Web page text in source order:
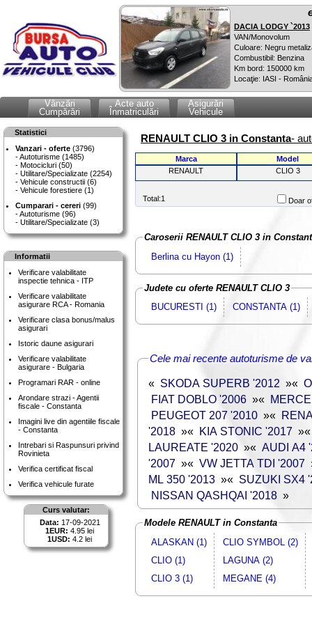
DACIA LODGY `2013
VAN/Monovolum
Culoare: Negru
Combustibil: Benzina
Km bord: 150000 km
Locaţie: IASI -
Vânzări
Cumpărări
Acte auto
Înmatriculări
Asigurări
Vehicule
Statistici
Vanzari - oferte (3796)
Autoturisme (1485)
Motocicluri (50)
Utilitare/Specializate (2254)
Vehicule constructii (6)
Vehicule forestiere (1)
Cumparari - cereri (99)
Autoturisme (96)
Utilitare/Specializate (3)
Informatii
Verificare valabilitate
inspectie tehnica - ITP
Verificare valabilitate
asigurare RCA - Romania
Verificare clasa bonus/malus
asigurari
Istoric daune asigurari
Verificare valabilitate
asigurare - Bulgaria
Programari RAR - online
Arondare strazi - Agentii
fiscale - Constanta
Imagini live din agentiile fiscale
- Constanta
Intrebari si Raspunsuri privind
Rovinieta
Verifica certificat fiscal
Verifica vehicule furate
Curs valutar:
Data: 17-09-2021
1EUR: 4.95 lei
1USD: 4.2 lei
RENAULT CLIO 3 in Constanta-
Marca
Model
RENAULT
CLIO 3
Total:1 Doar
Caroserii RENAULT CLIO 3 in
Berlina cu Hayon (1)
Judete cu oferte RENAULT CLIO 3
BUCURESTI (1)
CONSTANTA (1)
Cele mai recente autoturisme de
« SKODA SUPERB '2012 »«
FIAT DOBLO '2006 »«
PEUGEOT 207 '2010 »«
'2018 »« KIA STONIC '2017 »
LAUREATE '2020 »« AUDI A4
'2007 »« VW JETTA TDI '2007
ML 350 '2013 »« SUZUKI SX4
NISSAN QASHQAI '2018 »
Modele RENAULT in Constanta
ALASKAN (1)
CLIO (1)
CLIO 3 (1)
CLIO SYMBOL (2)
LAGUNA (2)
MEGANE (4)